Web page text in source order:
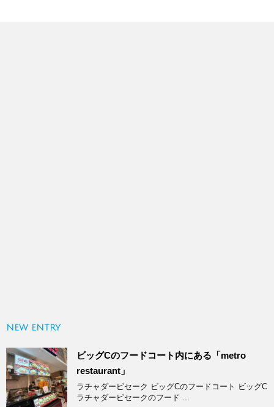
NEW ENTRY
ビッグCのフードコート内にある「metro
restaurant」
ラチャダーピセーク ビッグCのフードコート ビッグC
ラチャダーピセークのフード ...